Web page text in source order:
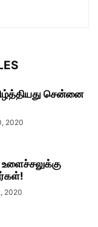
சென்னை
2020
2020